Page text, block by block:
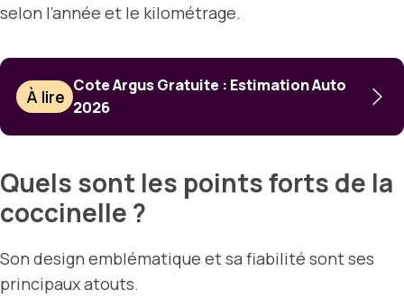
selon l’année et le kilométrage.
À lire
Cote Argus Gratuite : Estimation Auto
2026
Quels sont les points forts de la
coccinelle ?
Son design emblématique et sa fiabilité sont ses
principaux atouts.